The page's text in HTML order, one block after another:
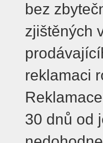
bez
zjištěných
reklamaci
30 dnů od